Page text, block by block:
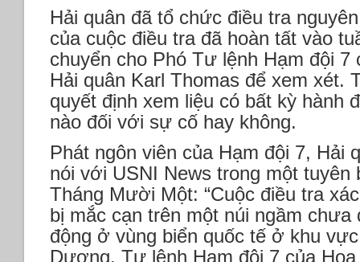
Hải quân đã tổ chức điều tra
của cuộc điều tra đã hoàn tất vào
chuyển cho Phó Tư lệnh Hạm đội
Hải quân Karl Thomas để xem xét.
quyết định xem liệu có bất kỳ hành
nào đối với sự cố hay không.
Phát ngôn viên của Hạm đội 7, Hải
nói với USNI News trong một tuyên
Tháng Mười Một: “Cuộc điều tra
bị mắc cạn trên một núi ngầm
động ở vùng biển quốc tế ở khu
Dương. Tư lệnh Hạm đội 7 của